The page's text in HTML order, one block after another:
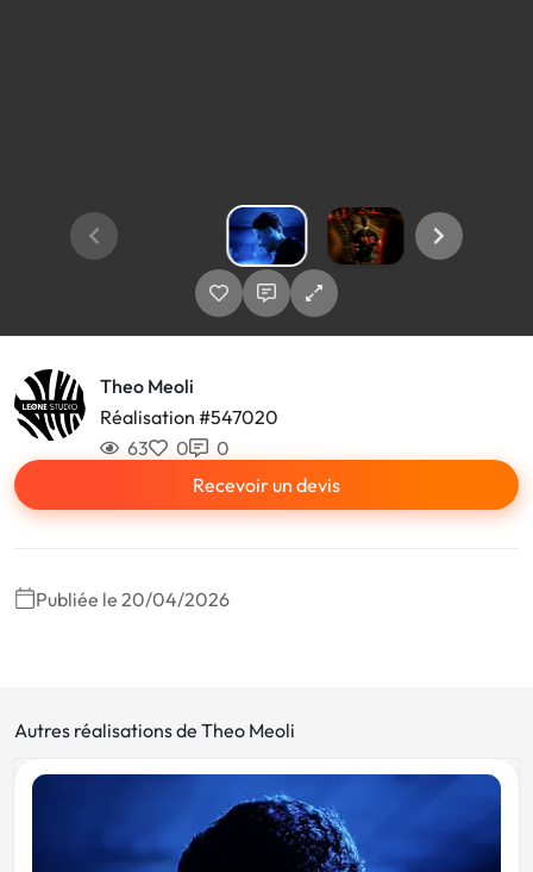
Theo Meoli
Réalisation #547020
63
0
0
Recevoir un devis
Publiée le 20/04/2026
Autres réalisations de Theo Meoli